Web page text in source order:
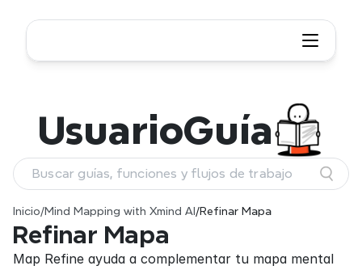
Inicio/Mind Mapping with Xmind AI /Refinar Mapa
Refinar Mapa
Map Refine ayuda a complementar tu mapa mental
UsuarioGuía
Buscar guías, funciones y flujos de trabajo